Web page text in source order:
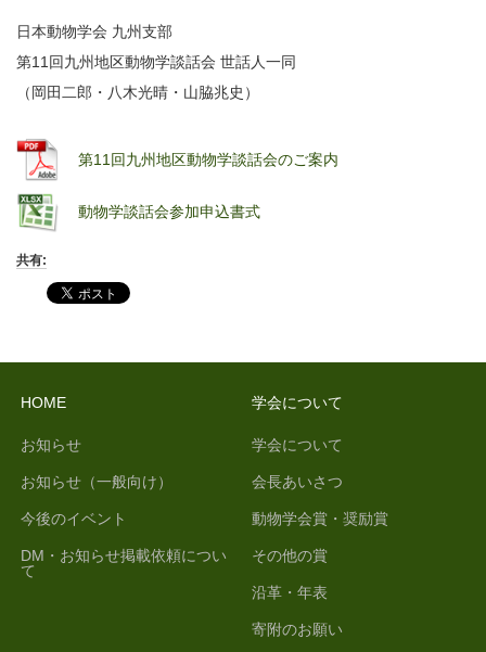
日本動物学会 九州支部
第11回九州地区動物学談話会 世話人一同
（岡田二郎・八木光晴・山脇兆史）
第11回九州地区動物学談話会のご案内
動物学談話会参加申込書式
共有:
HOME
お知らせ
お知らせ（一般向け）
今後のイベント
DM・お知らせ掲載依頼につい
て
学会について
学会について
会長あいさつ
動物学会賞・奨励賞
その他の賞
沿革・年表
寄附のお願い